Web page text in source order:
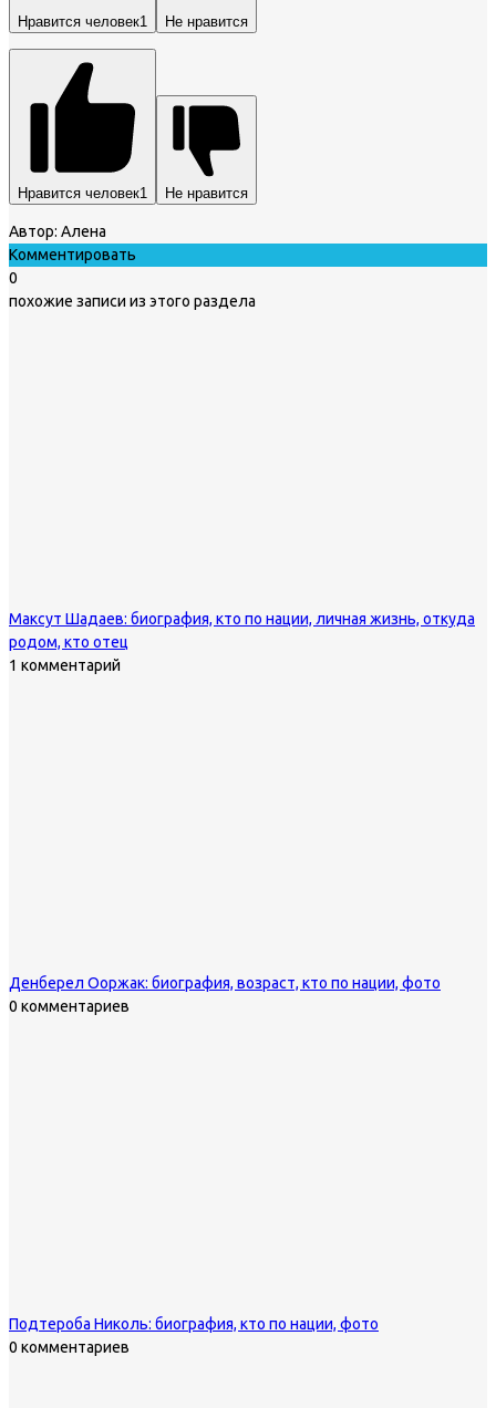
Нравится человек1 Не нравится
Нравится человек1 Не нравится
Автор: Алена
Комментировать
0
похожие записи из этого раздела
Максут Шадаев: биография, кто по нации, личная жизнь, откуда
родом, кто отец
1 комментарий
Денберел Ооржак: биография, возраст, кто по нации, фото
0 комментариев
Подтероба Николь: биография, кто по нации, фото
0 комментариев